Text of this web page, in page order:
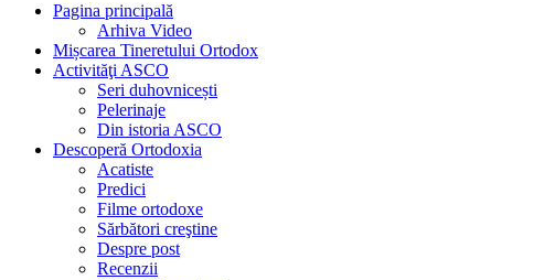
Pagina principală
Arhiva Video
Mișcarea Tineretului Ortodox
Activităţi ASCO
Seri duhovnicești
Pelerinaje
Din istoria ASCO
Descoperă Ortodoxia
Acatiste
Predici
Filme ortodoxe
Sărbători creştine
Despre post
Recenzii